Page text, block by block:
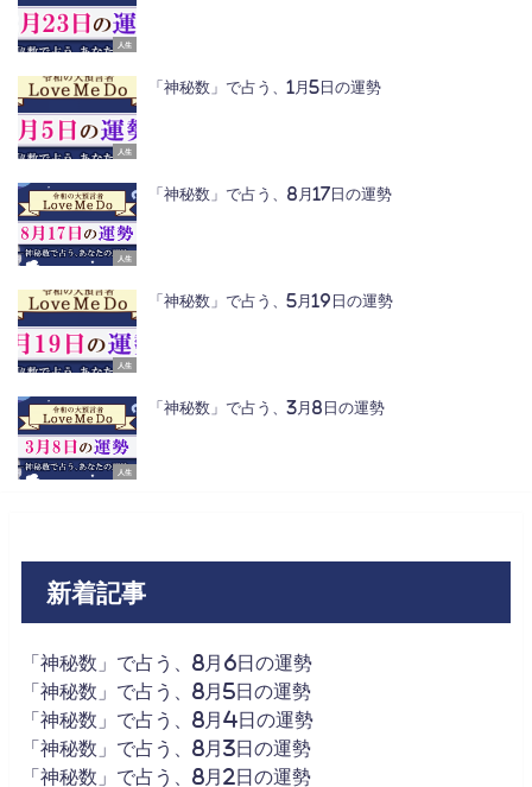
人生
人生
「神秘数」で占う、1月5日の運勢
人生
「神秘数」で占う、8月17日の運勢
人生
「神秘数」で占う、5月19日の運勢
人生
「神秘数」で占う、3月8日の運勢
新着記事
「神秘数」で占う、8月6日の運勢
「神秘数」で占う、8月5日の運勢
「神秘数」で占う、8月4日の運勢
「神秘数」で占う、8月3日の運勢
「神秘数」で占う、8月2日の運勢